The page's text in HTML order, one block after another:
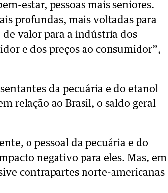
estar, pessoas mais seniores.
profundas, mais voltadas para
valor para a indústria dos
e dos preços ao consumidor”,
da pecuária e do etanol
relação ao Brasil, o saldo geral
o pessoal da pecuária e do
negativo para eles. Mas, em
contrapartes norte-americanas